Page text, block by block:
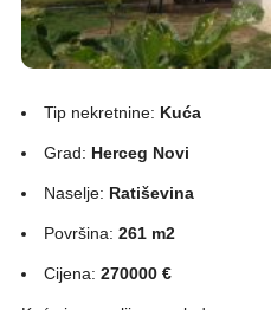
Tip nekretnine: Kuća
Grad: Herceg Novi
Naselje: Ratiševina
Površina:261 m2
Cijena:270000 €